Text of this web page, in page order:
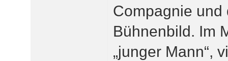
Compagnie und
Bühnenbild. Im
„junger Mann“,